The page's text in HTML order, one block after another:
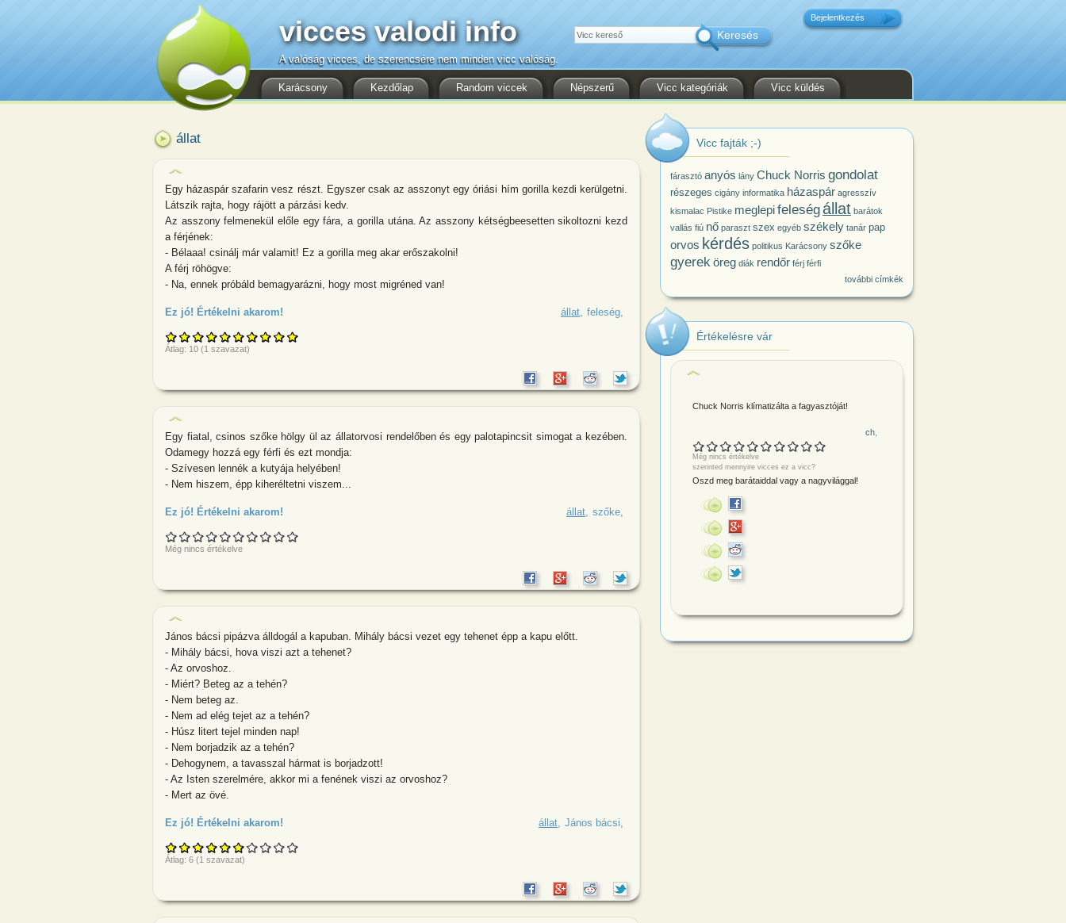
Karácsony Kezdőlap Random viccek Népszerű Vicc kategóriák Vicc küldés
vicces valodi info
A valóság vicces, de szerencsére nem minden vicc valóság.
Bejelentkezés
Keresés
állat
Egy házaspár szafarin vesz részt. Egyszer csak az asszonyt egy óriási hím gorilla kezdi kerülgetni.
Látszik rajta, hogy rájött a párzási kedv.
Az asszony felmenekül előle egy fára, a gorilla utána. Az asszony kétségbeesetten sikoltozni kezd
a férjének:
- Bélaaa! csinálj már valamit! Ez a gorilla meg akar erőszakolni!
A férj röhögve:
- Na, ennek próbáld bemagyarázni, hogy most migréned van!
feleség
állat
Ez jó! Értékelni akarom!
Átlag: 10 (1 szavazat)
Egy fiatal, csinos szőke hölgy ül az állatorvosi rendelőben és egy palotapincsit simogat a kezében.
Odamegy hozzá egy férfi és ezt mondja:
- Szívesen lennék a kutyája helyében!
- Nem hiszem, épp kiheréltetni viszem...
szőke
állat
Ez jó! Értékelni akarom!
Még nincs értékelve
János bácsi pipázva álldogál a kapuban. Mihály bácsi vezet egy tehenet épp a kapu előtt.
- Mihály bácsi, hova viszi azt a tehenet?
- Az orvoshoz.
- Miért? Beteg az a tehén?
- Nem beteg az.
- Nem ad elég tejet az a tehén?
- Húsz litert tejel minden nap!
- Nem borjadzik az a tehén?
- Dehogynem, a tavasszal hármat is borjadzott!
- Az Isten szerelmére, akkor mi a fenének viszi az orvoshoz?
- Mert az övé.
János bácsi
állat
Ez jó! Értékelni akarom! about János bácsi pipázva álldogál a kapuban. Mihály
Átlag: 6 (1 szavazat)
Vicc fajták ;-)
fárasztó anyós lány Chuck Norris gondolat
részeges cigány informatika házaspár agresszív
kismalac Pistike meglepifeleségállat barátok
vallás fiú nő paraszt szex egyéb székely tanár pap
orvos kérdés politikus Karácsony szőke
gyereköreg diák rendőr férj férfi
további címkék
Értékelésre vár
Chuck Norris klímatizálta a fagyasztóját!
ch
Még nincs értékelve
szerinted mennyire vicces ez a vicc?
Oszd meg barátaiddal vagy a nagyvilággal!